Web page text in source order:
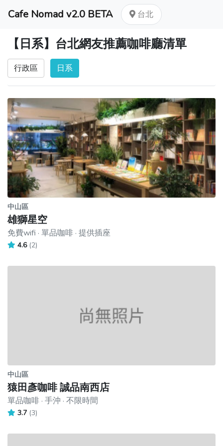
Cafe Nomad v2.0 BETA 台北
【日系】台北網友推薦咖啡廳清單
行政區 日系
中山區
雄獅星空
免費wifi · 單品咖啡 · 提供插座
4.6 (2)
中山區
猿田彥咖啡 誠品南西店
單品咖啡 · 手沖 · 不限時間
3.7 (3)